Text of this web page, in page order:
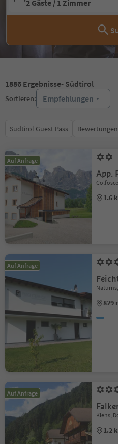
2 Gäste / 1 Zimmer
1886 Ergebnisse- Südtirol
Sortieren: Empfehlungen
Südtirol Guest Pass Bewertungen
Auf Anfrage
App.
1.6
Auf Anfrage
829
Auf Anfrage
Kiens,
1.2